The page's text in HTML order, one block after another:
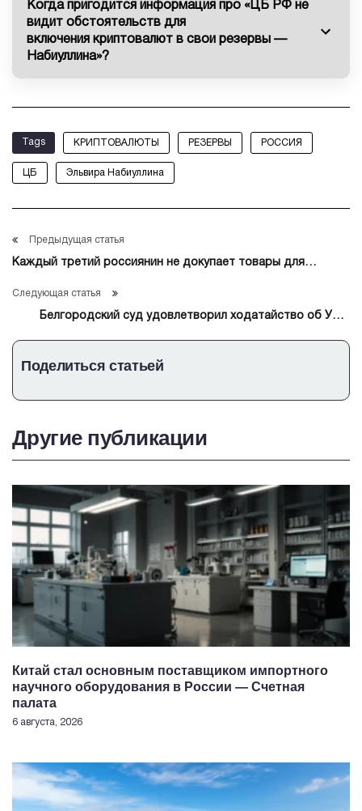
Когда пригодится информация про «ЦБ РФ не
видит обстоятельств для
включения криптовалют в свои резервы —
Набиуллина»?
Tags КРИПТОВАЛЮТЫ РЕЗЕРВЫ РОССИЯ
ЦБ Эльвира Набиуллина
Предыдущая статья
Каждый третий россиянин не докупает товары для
Следующая статья
Белгородский суд удовлетворил ходатайство об УДО
Поделиться статьей
Другие публикации
Китай стал основным поставщиком импортного
научного оборудования в России — Счетная
палата
6 августа, 2026